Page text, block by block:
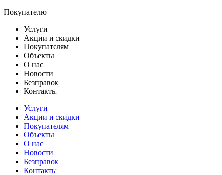
Покупателю
Услуги
Акции и скидки
Покупателям
Объекты
О нас
Новости
Безправок
Контакты
Услуги
Акции и скидки
Покупателям
Объекты
О нас
Новости
Безправок
Контакты